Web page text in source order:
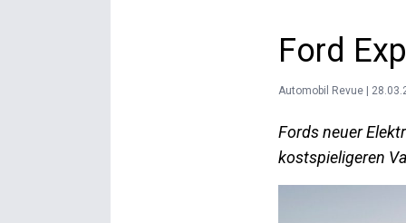
Ford
Automobil Revue |
Fords neuer
kostspieligeren